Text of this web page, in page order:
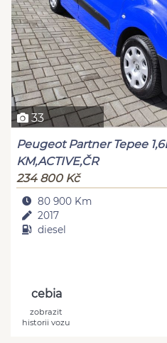
33
Peugeot Partner Tepee
KM,ACTIVE,ČR
234 800 Kč
80 900 Km
2017
diesel
cebia
zobrazit
historii vozu